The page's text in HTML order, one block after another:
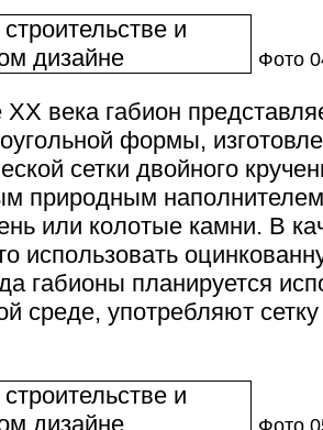
Фото
XX века габион
формы,
сетки двойного
природным
или колотые камни. В
использовать
габионы планируется
среде, употребляют
Фото